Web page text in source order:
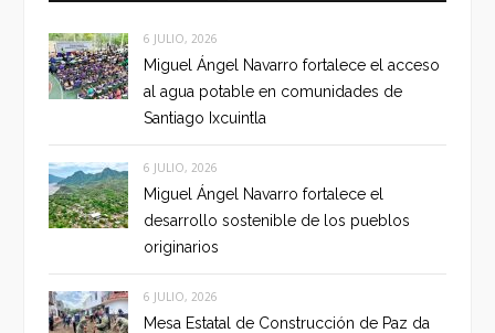
6 JULIO, 2026
Miguel Ángel Navarro fortalece el acceso
al agua potable en comunidades de
Santiago Ixcuintla
6 JULIO, 2026
Miguel Ángel Navarro fortalece el
desarrollo sostenible de los pueblos
originarios
6 JULIO, 2026
Mesa Estatal de Construcción de Paz da